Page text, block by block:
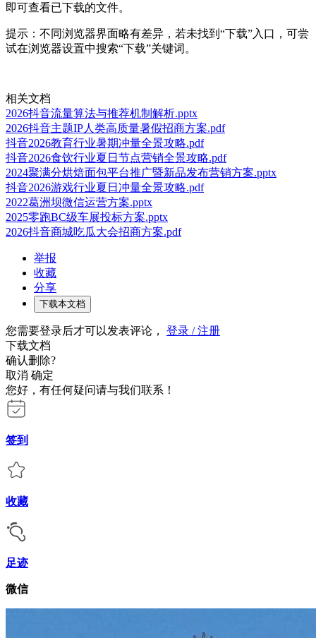
即可查看已下载的文件。
提示：不同浏览器界面略有差异，若未找到“下载”入口，可尝
试在浏览器设置中搜索“下载”关键词。
相关文档
2026抖音流量算法与推荐机制解析.pptx
2026抖音主题IP人类高质量暑假招商方案.pdf
抖音2026教育行业暑期冲量全景攻略.pdf
抖音2026食饮行业夏日节点营销全景攻略.pdf
2024聚满分烘焙面包平台推广暨新品发布营销方案.pptx
抖音2026游戏行业夏日冲量全景攻略.pdf
2022葛洲坝微信运营方案.pptx
2025零跑BC级车展投标方案.pptx
2026抖音商城吃瓜大会招商方案.pdf
举报
收藏
分享
下载本文档
您需要登录后才可以发表评论， 登录 / 注册
下载文档
确认删除?
取消 确定
您好，有任何疑问请与我们联系！
签到
收藏
足迹
微信